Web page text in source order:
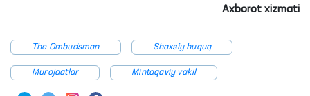
Axborot xizmati
The Ombudsman Shaxsiy huquq
Murojaatlar Mintaqaviy vakil